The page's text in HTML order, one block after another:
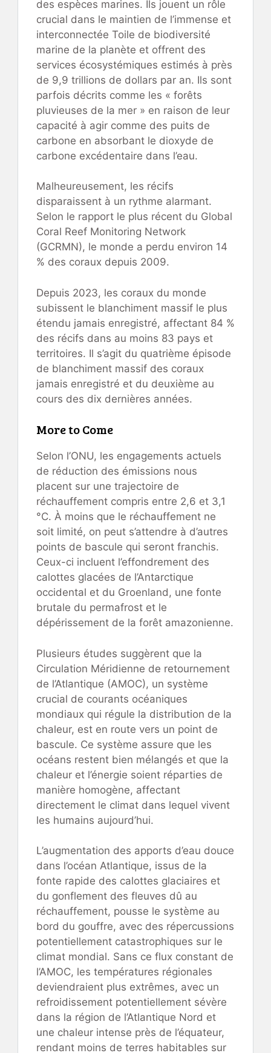
des espèces marines. Ils jouent un rôle
crucial dans le maintien de l’immense et
interconnectée Toile de biodiversité
marine de la planète et offrent des
services écosystémiques estimés à près
de 9,9 trillions de dollars par an. Ils sont
parfois décrits comme les « forêts
pluvieuses de la mer » en raison de leur
capacité à agir comme des puits de
carbone en absorbant le dioxyde de
carbone excédentaire dans l’eau.
Malheureusement, les récifs
disparaissent à un rythme alarmant.
Selon le rapport le plus récent du Global
Coral Reef Monitoring Network
(GCRMN), le monde a perdu environ 14
% des coraux depuis 2009.
Depuis 2023, les coraux du monde
subissent le blanchiment massif le plus
étendu jamais enregistré, affectant 84 %
des récifs dans au moins 83 pays et
territoires. Il s’agit du quatrième épisode
de blanchiment massif des coraux
jamais enregistré et du deuxième au
cours des dix dernières années.
More to Come
Selon l’ONU, les engagements actuels
de réduction des émissions nous
placent sur une trajectoire de
réchauffement compris entre 2,6 et 3,1
°C. À moins que le réchauffement ne
soit limité, on peut s’attendre à d’autres
points de bascule qui seront franchis.
Ceux-ci incluent l’effondrement des
calottes glacées de l’Antarctique
occidental et du Groenland, une fonte
brutale du permafrost et le
dépérissement de la forêt amazonienne.
Plusieurs études suggèrent que la
Circulation Méridienne de retournement
de l’Atlantique (AMOC), un système
crucial de courants océaniques
mondiaux qui régule la distribution de la
chaleur, est en route vers un point de
bascule. Ce système assure que les
océans restent bien mélangés et que la
chaleur et l’énergie soient réparties de
manière homogène, affectant
directement le climat dans lequel vivent
les humains aujourd’hui.
L’augmentation des apports d’eau douce
dans l’océan Atlantique, issus de la
fonte rapide des calottes glaciaires et
du gonflement des fleuves dû au
réchauffement, pousse le système au
bord du gouffre, avec des répercussions
potentiellement catastrophiques sur le
climat mondial. Sans ce flux constant de
l’AMOC, les températures régionales
deviendraient plus extrêmes, avec un
refroidissement potentiellement sévère
dans la région de l’Atlantique Nord et
une chaleur intense près de l’équateur,
rendant moins de terres habitables sur